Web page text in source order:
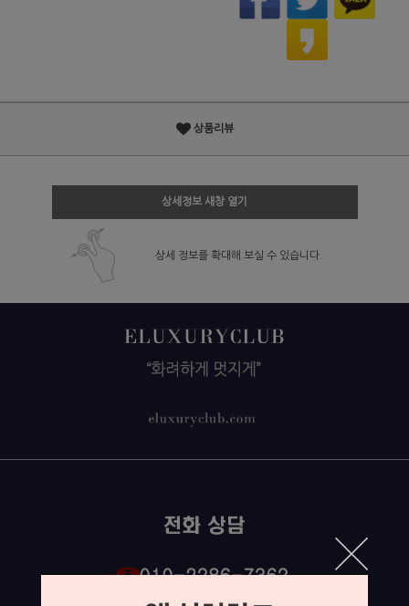
상품리뷰
상세정보 새창 열기
상세 정보를 확대해 보실 수 있습니다.